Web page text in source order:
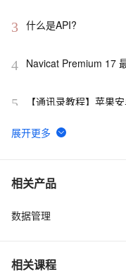
3 什么是API?
4 Navicat Premium 17
5
【通讯录教程】苹果
搞定几万个号码的导入
6 Notebook支持归档查
7 Linux 安装 mysql  | 创
8 自建MySQL数据库免
9
据通道能力介绍
相关产品
数据管理
相关课程